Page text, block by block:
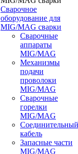
Сварочное
оборудование для
MIG/MAG сварки
Сварочные
аппараты
MIG/MAG
Механизмы
подачи
проволоки
MIG/MAG
Сварочные
горелки
MIG/MAG
Соединительный
кабель
Запасные части
MIG/MAG